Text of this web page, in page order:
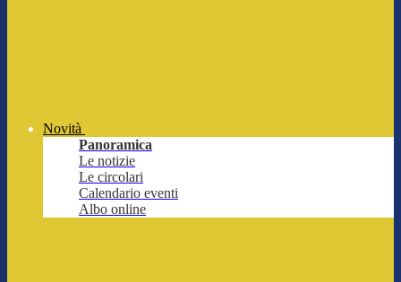
Novità
Panoramica
Le notizie
Le circolari
Calendario eventi
Albo online